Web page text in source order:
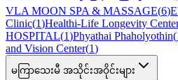
VLA MOON SPA & MASSAGE(6)
Clinic(1)Healthi-Life Longevity
HOSPITAL(1)Phyathai Phaholyothin(
and Vision Center(1)
မကြာသေးမီ အသိုင်းအဝိုင်းများ